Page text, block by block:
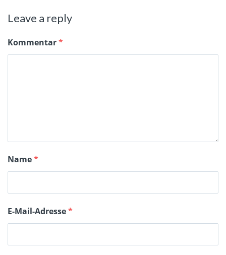
Leave a reply
Kommentar*
Name*
E-Mail-Adresse*